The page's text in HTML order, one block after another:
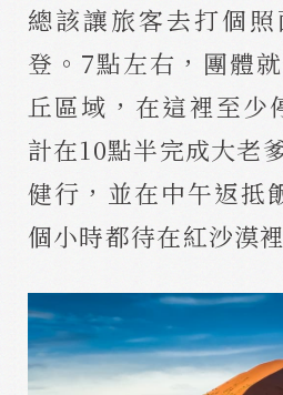
總該讓旅客去打個
登。7點左右，團體
丘區域，在這裡至少
計在10點半完成大老
健行，並在中午返抵
個小時都待在紅沙漠